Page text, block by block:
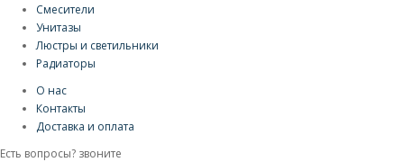
Смесители
Унитазы
Люстры и светильники
Радиаторы
О нас
Контакты
Доставка и оплата
Есть вопросы? звоните